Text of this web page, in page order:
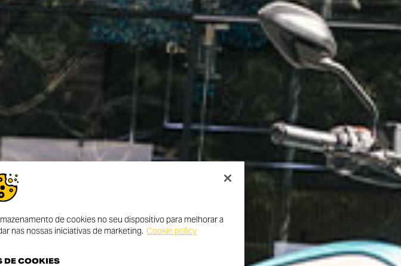
de cookies no seu dispositivo para melhorar a
nas nossas iniciativas de marketing. Cookie policy
DE COOKIES